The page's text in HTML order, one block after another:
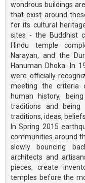
wondrous buildings
that exist around
for its cultural
sites - the Buddhist
Hindu temple
Narayan, and the
Hanuman Dhoka. In
were officially
meeting the criteria
human history,
traditions and being
traditions, ideas,
In Spring 2015
communities around
slowly bouncing
architects and
pieces, create
temples before the